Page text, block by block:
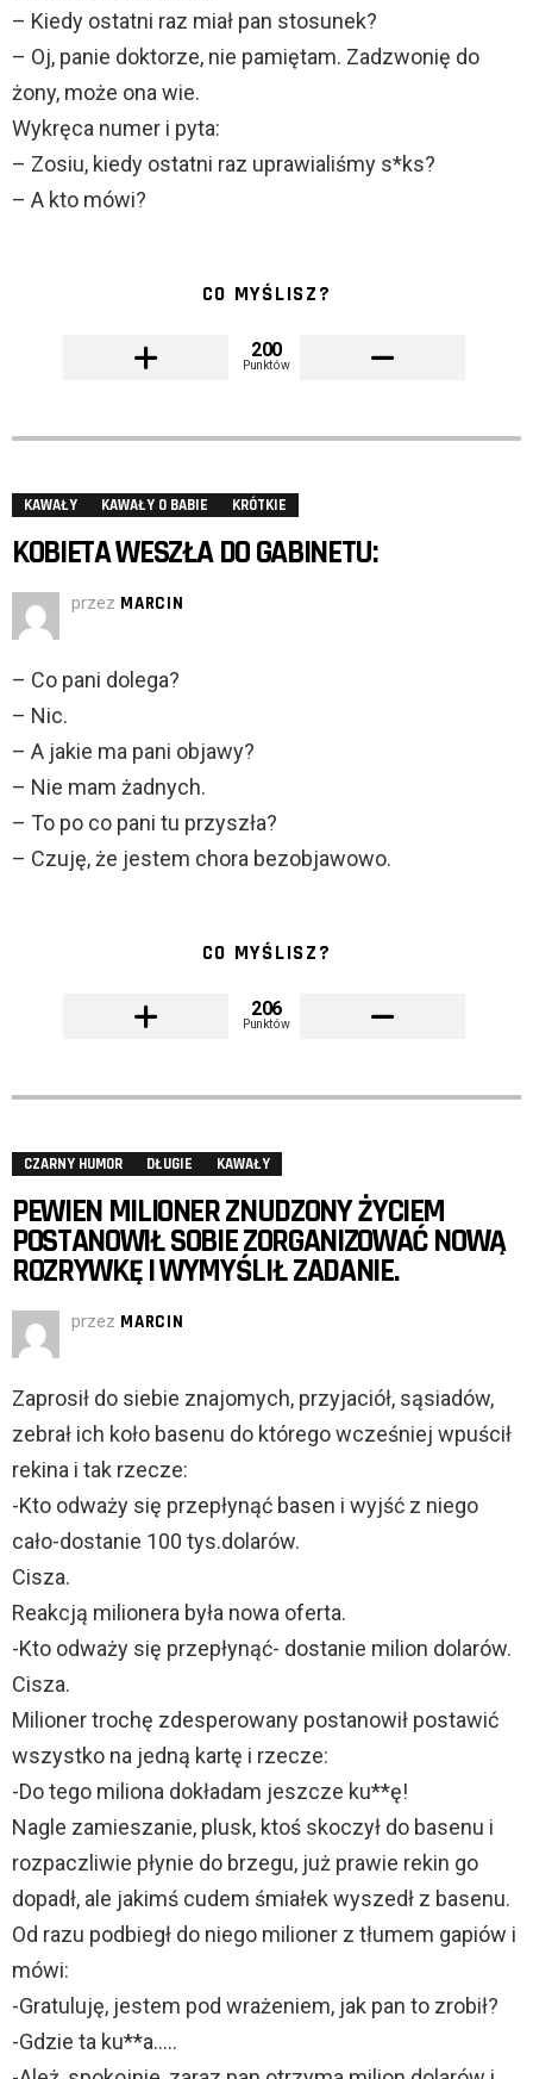
– Kiedy ostatni raz miał pan stosunek?
– Oj, panie doktorze, nie pamiętam. Zadzwonię do
żony, może ona wie.
Wykręca numer i pyta:
– Zosiu, kiedy ostatni raz uprawialiśmy s*ks?
– A kto mówi?
CO MYŚLISZ?
200
Punktów
KAWAŁY KAWAŁY O BABIE KRÓTKIE
KOBIETA WESZŁA DO GABINETU:
przez MARCIN
– Co pani dolega?
– Nic.
– A jakie ma pani objawy?
– Nie mam żadnych.
– To po co pani tu przyszła?
– Czuję, że jestem chora bezobjawowo.
CO MYŚLISZ?
206
Punktów
CZARNY HUMOR DŁUGIE KAWAŁY
PEWIEN MILIONER ZNUDZONY ŻYCIEM
POSTANOWIŁ SOBIE ZORGANIZOWAĆ NOWĄ
ROZRYWKĘ I WYMYŚLIŁ ZADANIE.
przez MARCIN
Zaprosił do siebie znajomych, przyjaciół, sąsiadów,
zebrał ich koło basenu do którego wcześniej wpuścił
rekina i tak rzecze:
-Kto odważy się przepłynąć basen i wyjść z niego
cało-dostanie 100 tys.dolarów.
Cisza.
Reakcją milionera była nowa oferta.
-Kto odważy się przepłynąć- dostanie milion dolarów.
Cisza.
Milioner trochę zdesperowany postanowił postawić
wszystko na jedną kartę i rzecze:
-Do tego miliona dokładam jeszcze ku**ę!
Nagle zamieszanie, plusk, ktoś skoczył do basenu i
rozpaczliwie płynie do brzegu, już prawie rekin go
dopadł, ale jakimś cudem śmiałek wyszedł z basenu.
Od razu podbiegł do niego milioner z tłumem gapiów i
mówi:
-Gratuluję, jestem pod wrażeniem, jak pan to zrobił?
-Gdzie ta ku**a…..